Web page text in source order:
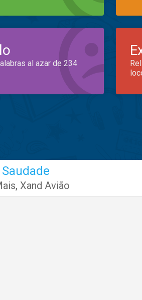
al azar de 234
, Xand Avião